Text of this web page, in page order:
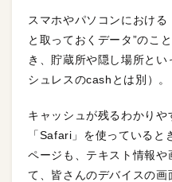
スマホやパソコンにおける
と取っておくデータ”のこ
き、貯蔵所や隠し場所と
シュレスのcashとは別）。
キャッシュが残るわかり
「Safari」を使っている
ページも、テキスト情報や
て、皆さんのデバイスの